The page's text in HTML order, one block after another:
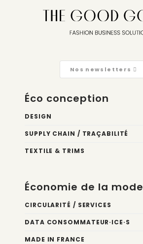
Nos newsletters
Éco conception
DESIGN
SUPPLY CHAIN / TRAÇABILITÉ
TEXTILE & TRIMS
Économie de la mode
CIRCULARITÉ / SERVICES
DATA CONSOMMATEUR·ICE·S
MADE IN FRANCE